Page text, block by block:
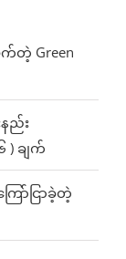
တဲ့ Green
ည်း
ချက်
ာ်ငြာခဲ့တဲ့